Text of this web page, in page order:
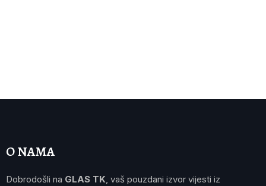
O NAMA
Dobrodošli na GLAS TK, vaš pouzdani izvor vijesti iz